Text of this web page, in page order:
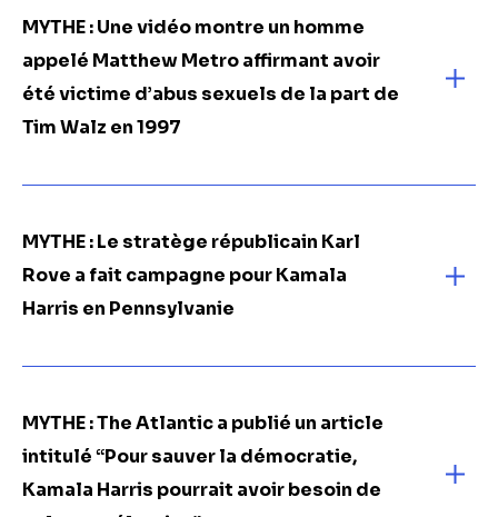
MYTHE : Une vidéo montre un homme
appelé Matthew Metro affirmant avoir
été victime d’abus sexuels de la part de
Tim Walz en 1997
MYTHE :Le stratège républicain Karl
Rove a fait campagne pour Kamala
Harris en Pennsylvanie
MYTHE : The Atlantic a publié un article
intitulé “Pour sauver la démocratie,
Kamala Harris pourrait avoir besoin de